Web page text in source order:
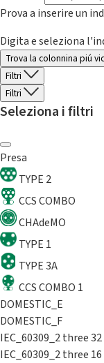
Prova a inserire un
Digita e seleziona
Trova la colonnina piú
Filtri
Filtri
Seleziona i filtri
Presa
TYPE 2
CCS COMBO
CHAdeMO
TYPE 1
TYPE 3A
CCS COMBO 1
DOMESTIC_E
DOMESTIC_F
IEC_60309_2 three 32
IEC_60309_2 three 16